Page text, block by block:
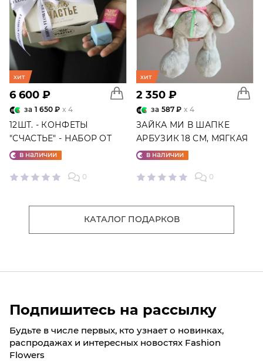
хит
6 600 ₽
за 1 650 ₽ x 4
12ШТ. - КОНФЕТЫ
"СЧАСТЬЕ" - НАБОР ОТ
"ФАБРИКИ СЧАСТЬЕ"
в наличии
0
хит
2 350 ₽
за 587 ₽ x 4
ЗАЙКА МИ В ШАПКЕ
АРБУЗИК 18 СМ, МЯГКАЯ
ИГРУШКА
в наличии
0
КАТАЛОГ ПОДАРКОВ
Подпишитесь на рассылку
Будьте в числе первых, кто узнает о новинках,
распродажах и интересных новостях Fashion
Flowers